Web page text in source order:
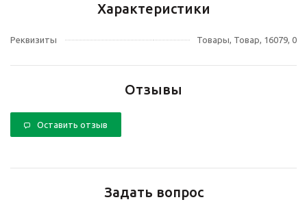
Характеристики
Реквизиты Товары, Товар, 16079, 0
Отзывы
Оставить отзыв
Задать вопрос